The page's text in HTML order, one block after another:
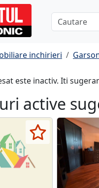
inchirieri
este inactiv. Iti
active